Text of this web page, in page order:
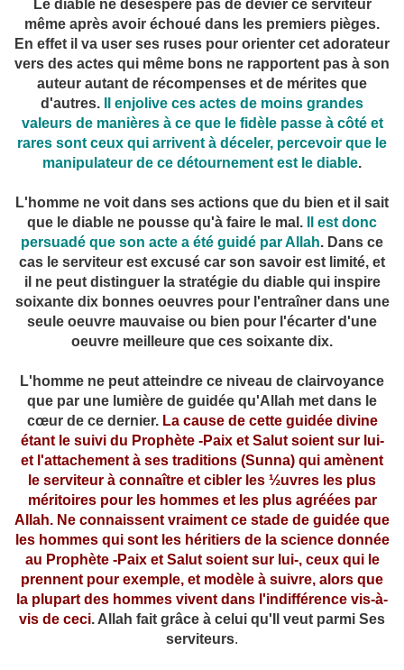
Le diable ne désespère pas de dévier ce serviteur
même après avoir échoué dans les premiers pièges.
En effet il va user ses ruses pour orienter cet adorateur
vers des actes qui même bons ne rapportent pas à son
auteur autant de récompenses et de mérites que
d'autres.
Il enjolive ces actes de moins grandes
valeurs de manières à ce que le fidèle passe à côté et
rares sont ceux qui arrivent à déceler, percevoir que le
manipulateur de ce détournement est le diable.
L'homme ne voit dans ses actions que du bien et il sait
que le diable ne pousse qu'à faire le mal.
Il est donc
persuadé que son acte a été guidé par Allah. Dans ce
cas le serviteur est excusé car son savoir est limité, et
il ne peut distinguer la stratégie du diable qui inspire
soixante dix bonnes oeuvres pour l'entraîner dans une
seule oeuvre mauvaise ou bien pour l'écarter d'une
oeuvre meilleure que ces soixante dix.
L'homme ne peut atteindre ce niveau de clairvoyance
que par une lumière de guidée qu'Allah met dans le
cœur de ce dernier. La cause de cette guidée divine
étant le suivi du Prophète -Paix et Salut soient sur lui-
et l'attachement à ses traditions (Sunna) qui amènent
le serviteur à connaître et cibler les ½uvres les plus
méritoires pour les hommes et les plus agréées par
Allah. Ne connaissent vraiment ce stade de guidée que
les hommes qui sont les héritiers de la science donnée
au Prophète -Paix et Salut soient sur lui-, ceux qui le
prennent pour exemple, et modèle à suivre, alors que
la plupart des hommes vivent dans l'indifférence vis-à-
vis de ceci. Allah fait grâce à celui qu'Il veut parmi Ses
serviteurs.